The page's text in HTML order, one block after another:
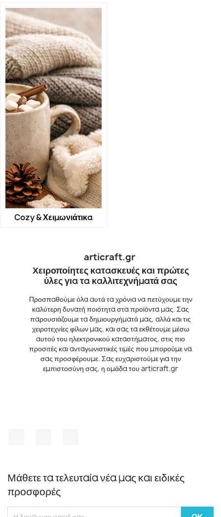
Cozy & Χειμωνιάτικα
articraft.gr
Χειροποίητες κατασκευές και πρώτες
ύλες για τα καλλιτεχνήματά σας
Προσπαθούμε όλα αυτά τα χρόνια να πετύχουμε την
καλύτερη δυνατή ποιότητα στα προϊόντα μας. Σας
παρουσιάζουμε τα δημιουργήματά μας, αλλά και τις
χειροτεχνίες φίλων μας, και σας τα εκθέτουμε μέσω
αυτού του ηλεκτρονικού καταστήματος, στις πιο
προσιτές και ανταγωνιστικές τιμές που μπορούμε να
σας προσφέρουμε. Σας ευχαριστούμε για την
εμπιστοσύνη σας, η ομάδα του articraft.gr
Μάθετε τα τελευταία νέα μας και ειδικές
προσφορές